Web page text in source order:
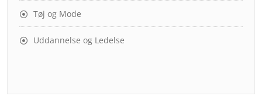
Tøj og Mode
Uddannelse og Ledelse